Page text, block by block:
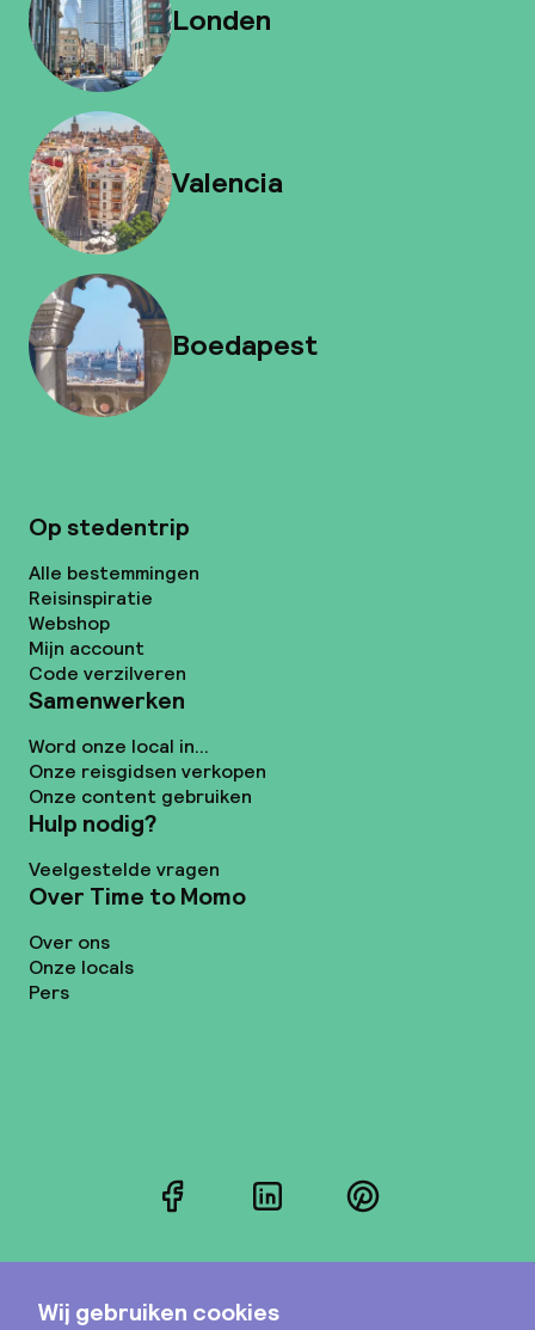
Londen
Valencia
Boedapest
Op stedentrip
Alle bestemmingen
Reisinspiratie
Webshop
Mijn account
Code verzilveren
Samenwerken
Word onze local in...
Onze reisgidsen verkopen
Onze content gebruiken
Hulp nodig?
Veelgestelde vragen
Over Time to Momo
Over ons
Onze locals
Pers
FacebookLinkedInPinterest
Instagram